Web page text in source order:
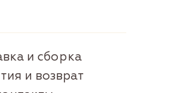
и сборка
и возврат